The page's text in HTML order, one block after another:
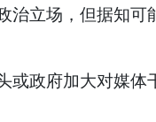
治立场，但据知
或政府加大对媒